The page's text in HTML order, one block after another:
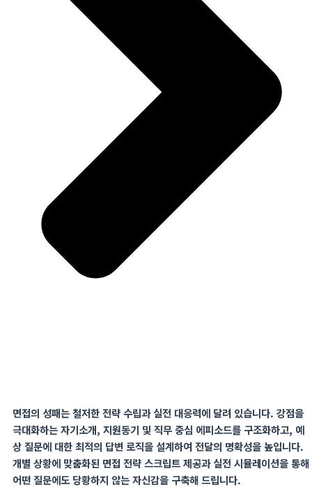
면접의 성패는 철저한 전략 수립과 실전 대응력에 달려 있습니다. 강점을
극대화하는 자기소개, 지원동기 및 직무 중심 에피소드를 구조화하고, 예
상 질문에 대한 최적의 답변 로직을설계하여 전달의 명확성을높입니다.
개별 상황에 맞춤화된 면접 전략 스크립트 제공과 실전 시뮬레이션을 통해
어떤 질문에도 당황하지 않는 자신감을 구축해 드립니다.